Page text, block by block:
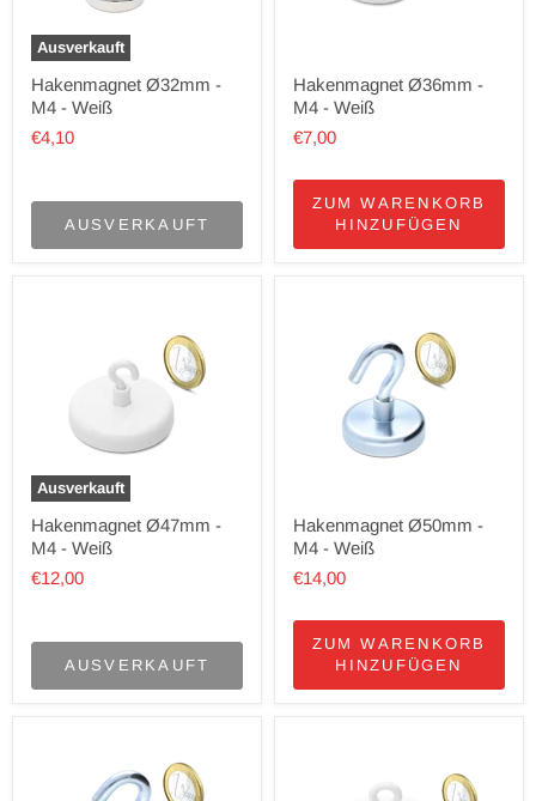
Ausverkauft
Hakenmagnet Ø32mm -
M4 - Weiß
€4,10
AUSVERKAUFT
Hakenmagnet Ø36mm -
M4 - Weiß
€7,00
ZUM WARENKORB
HINZUFÜGEN
Ausverkauft
Hakenmagnet Ø47mm -
M4 - Weiß
€12,00
AUSVERKAUFT
Hakenmagnet Ø50mm -
M4 - Weiß
€14,00
ZUM WARENKORB
HINZUFÜGEN